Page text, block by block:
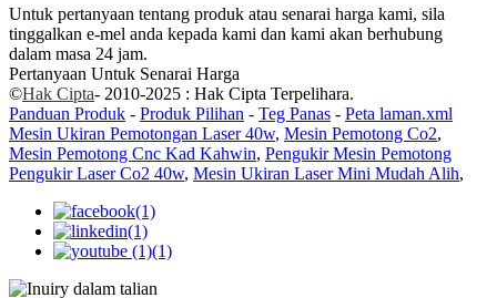
Untuk pertanyaan tentang produk atau senarai harga kami, sila
tinggalkan e-mel anda kepada kami dan kami akan berhubung
dalam masa 24 jam.
Pertanyaan Untuk Senarai Harga
©Hak Cipta- 2010-2025 : Hak Cipta Terpelihara.
Panduan Produk - Produk Pilihan - Teg Panas - Peta laman.xml
Mesin Ukiran Pemotongan Laser 40w, Mesin Pemotong Co2,
Mesin Pemotong Cnc Kad Kahwin, Pengukir Mesin Pemotong
Pengukir Laser Co2 40w, Mesin Ukiran Laser Mini Mudah Alih,